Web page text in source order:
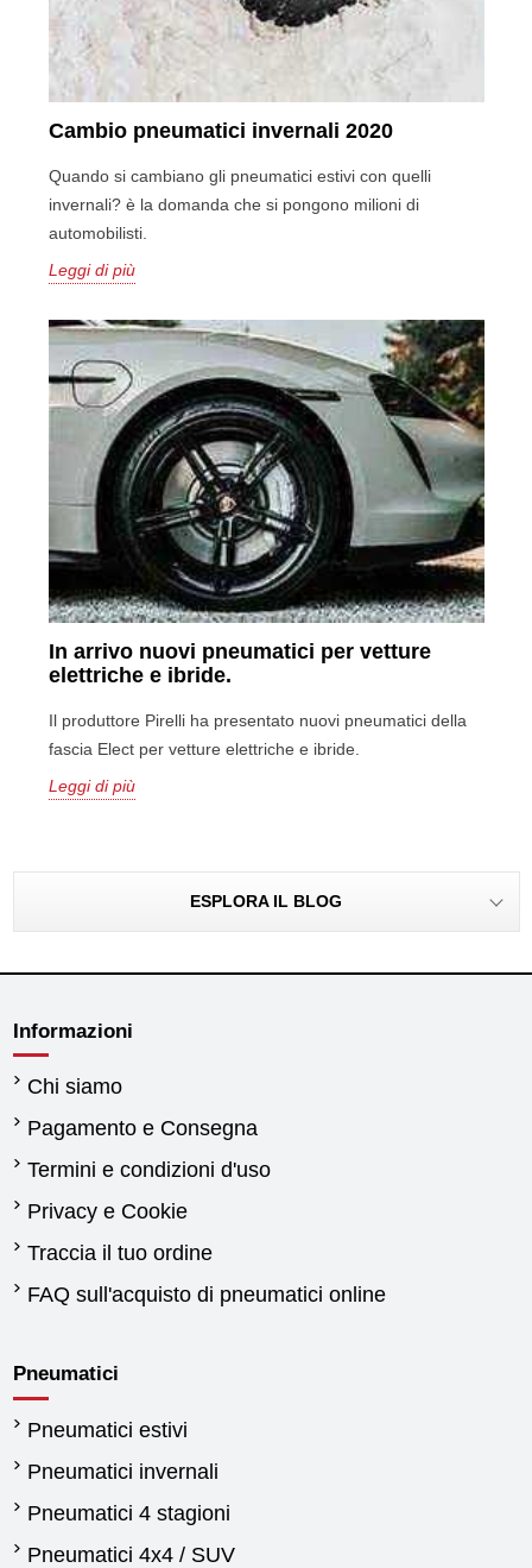
Cambio pneumatici invernali 2020
Quando si cambiano gli pneumatici estivi con quelli
invernali? è la domanda che si pongono milioni di
automobilisti.
Leggi di più
In arrivo nuovi pneumatici per vetture
elettriche e ibride.
Il produttore Pirelli ha presentato nuovi pneumatici della
fascia Elect per vetture elettriche e ibride.
Leggi di più
ESPLORA IL BLOG
Informazioni
Chi siamo
Pagamento e Consegna
Termini e condizioni d'uso
Privacy e Cookie
Traccia il tuo ordine
FAQ sull'acquisto di pneumatici online
Pneumatici
Pneumatici estivi
Pneumatici invernali
Pneumatici 4 stagioni
Pneumatici 4x4 / SUV